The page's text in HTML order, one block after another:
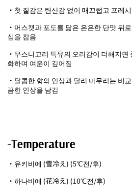
・첫 질감은 탄산감 없이 매끄럽고 프레
・머스캣과 포도를 닮은 은은한 단맛 뒤
심을 잡음
・우스니고리 특유의 오리감이 더해지면
화하며 여운이 깊어짐
・달콤한 향의 인상과 달리 마무리는 비
끔한 인상을 남김
-Temperature
・유키비에 (雪冷え) (5℃전/후)
・하나비에 (花冷え) (10℃전/후)